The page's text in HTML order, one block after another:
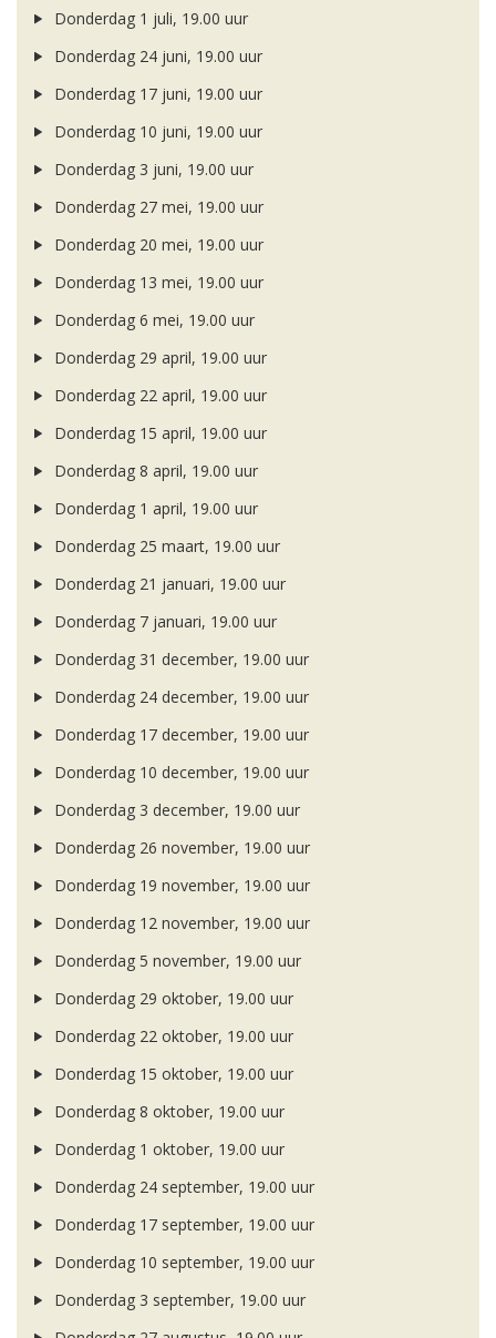
Donderdag 1 juli, 19.00 uur
Donderdag 24 juni, 19.00 uur
Donderdag 17 juni, 19.00 uur
Donderdag 10 juni, 19.00 uur
Donderdag 3 juni, 19.00 uur
Donderdag 27 mei, 19.00 uur
Donderdag 20 mei, 19.00 uur
Donderdag 13 mei, 19.00 uur
Donderdag 6 mei, 19.00 uur
Donderdag 29 april, 19.00 uur
Donderdag 22 april, 19.00 uur
Donderdag 15 april, 19.00 uur
Donderdag 8 april, 19.00 uur
Donderdag 1 april, 19.00 uur
Donderdag 25 maart, 19.00 uur
Donderdag 21 januari, 19.00 uur
Donderdag 7 januari, 19.00 uur
Donderdag 31 december, 19.00 uur
Donderdag 24 december, 19.00 uur
Donderdag 17 december, 19.00 uur
Donderdag 10 december, 19.00 uur
Donderdag 3 december, 19.00 uur
Donderdag 26 november, 19.00 uur
Donderdag 19 november, 19.00 uur
Donderdag 12 november, 19.00 uur
Donderdag 5 november, 19.00 uur
Donderdag 29 oktober, 19.00 uur
Donderdag 22 oktober, 19.00 uur
Donderdag 15 oktober, 19.00 uur
Donderdag 8 oktober, 19.00 uur
Donderdag 1 oktober, 19.00 uur
Donderdag 24 september, 19.00 uur
Donderdag 17 september, 19.00 uur
Donderdag 10 september, 19.00 uur
Donderdag 3 september, 19.00 uur